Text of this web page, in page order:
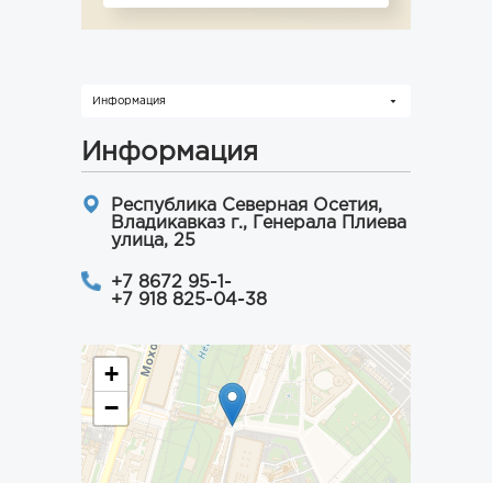
Информация
Информация
Республика Северная Осетия,
Владикавказ г., Генерала Плиева
улица, 25
+7 8672 95-1-
+7 918 825-04-38
+
−